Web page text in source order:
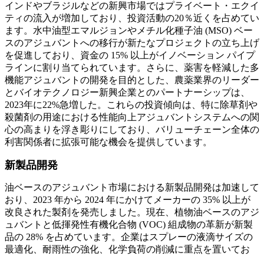
インドやブラジルなどの新興市場ではプライベート・エクイ
ティの流入が増加しており、投資活動の20％近くを占めてい
ます。水中油型エマルジョンやメチル化種子油 (MSO) ベー
スのアジュバントへの移行が新たなプロジェクトの立ち上げ
を促進しており、資金の 15% 以上がイノベーション パイプ
ラインに割り当てられています。さらに、薬害を軽減した多
機能アジュバントの開発を目的とした、農薬業界のリーダー
とバイオテクノロジー新興企業とのパートナーシップは、
2023年に22%急増した。これらの投資傾向は、特に除草剤や
殺菌剤の用途における性能向上アジュバントシステムへの関
心の高まりを浮き彫りにしており、バリューチェーン全体の
利害関係者に拡張可能な機会を提供しています。
新製品開発
油ベースのアジュバント市場における新製品開発は加速して
おり、2023 年から 2024 年にかけてメーカーの 35% 以上が
改良された製剤を発売しました。現在、植物油ベースのアジ
ュバントと低揮発性有機化合物 (VOC) 組成物の革新が新製
品の 28% を占めています。企業はスプレーの液滴サイズの
最適化、耐雨性の強化、化学負荷の削減に重点を置いてお